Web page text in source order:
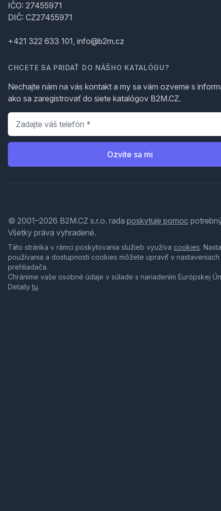
IČO: 27455971
DIČ: CZ27455971
+421 322 633 101, info@b2m.cz
CHCETE SA PRIDAŤ DO NÁŠHO KATALÓGU?
Nechajte nám na vás kontakt a my sa vám ozveme s
ako sa zaregistrovať do siete katalógov B2M.CZ.
Telefón
Ozvite sa mi
© 2001–2026 B2M.CZ s.r.o. rada poskytuje pomoc
Všetky práva vyhradené.
Táto stránka v rámci poskytovania služieb využíva cookies.
používania a dostupnosti cookies môžete upraviť v nastaveniach
prehliadača.
Chránime vaše osobné údaje v súlade s nariadením Európskej
Detailytu.